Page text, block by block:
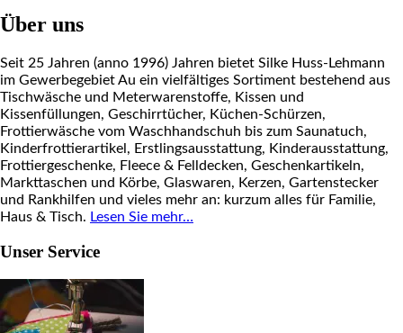
Über uns
Seit 25 Jahren (anno 1996) Jahren bietet Silke Huss-Lehmann
im Gewerbegebiet Au ein vielfältiges Sortiment bestehend aus
Tischwäsche und Meterwarenstoffe, Kissen und
Kissenfüllungen, Geschirrtücher, Küchen-Schürzen,
Frottierwäsche vom Waschhandschuh bis zum Saunatuch,
Kinderfrottierartikel, Erstlingsausstattung, Kinderausstattung,
Frottiergeschenke, Fleece & Felldecken, Geschenkartikeln,
Markttaschen und Körbe, Glaswaren, Kerzen, Gartenstecker
und Rankhilfen und vieles mehr an: kurzum alles für Familie,
Haus & Tisch. Lesen Sie mehr…
Unser Service